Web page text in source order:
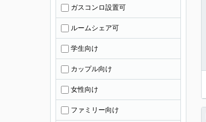
ガスコンロ設置可
ルームシェア可
学生向け
カップル向け
女性向け
ファミリー向け